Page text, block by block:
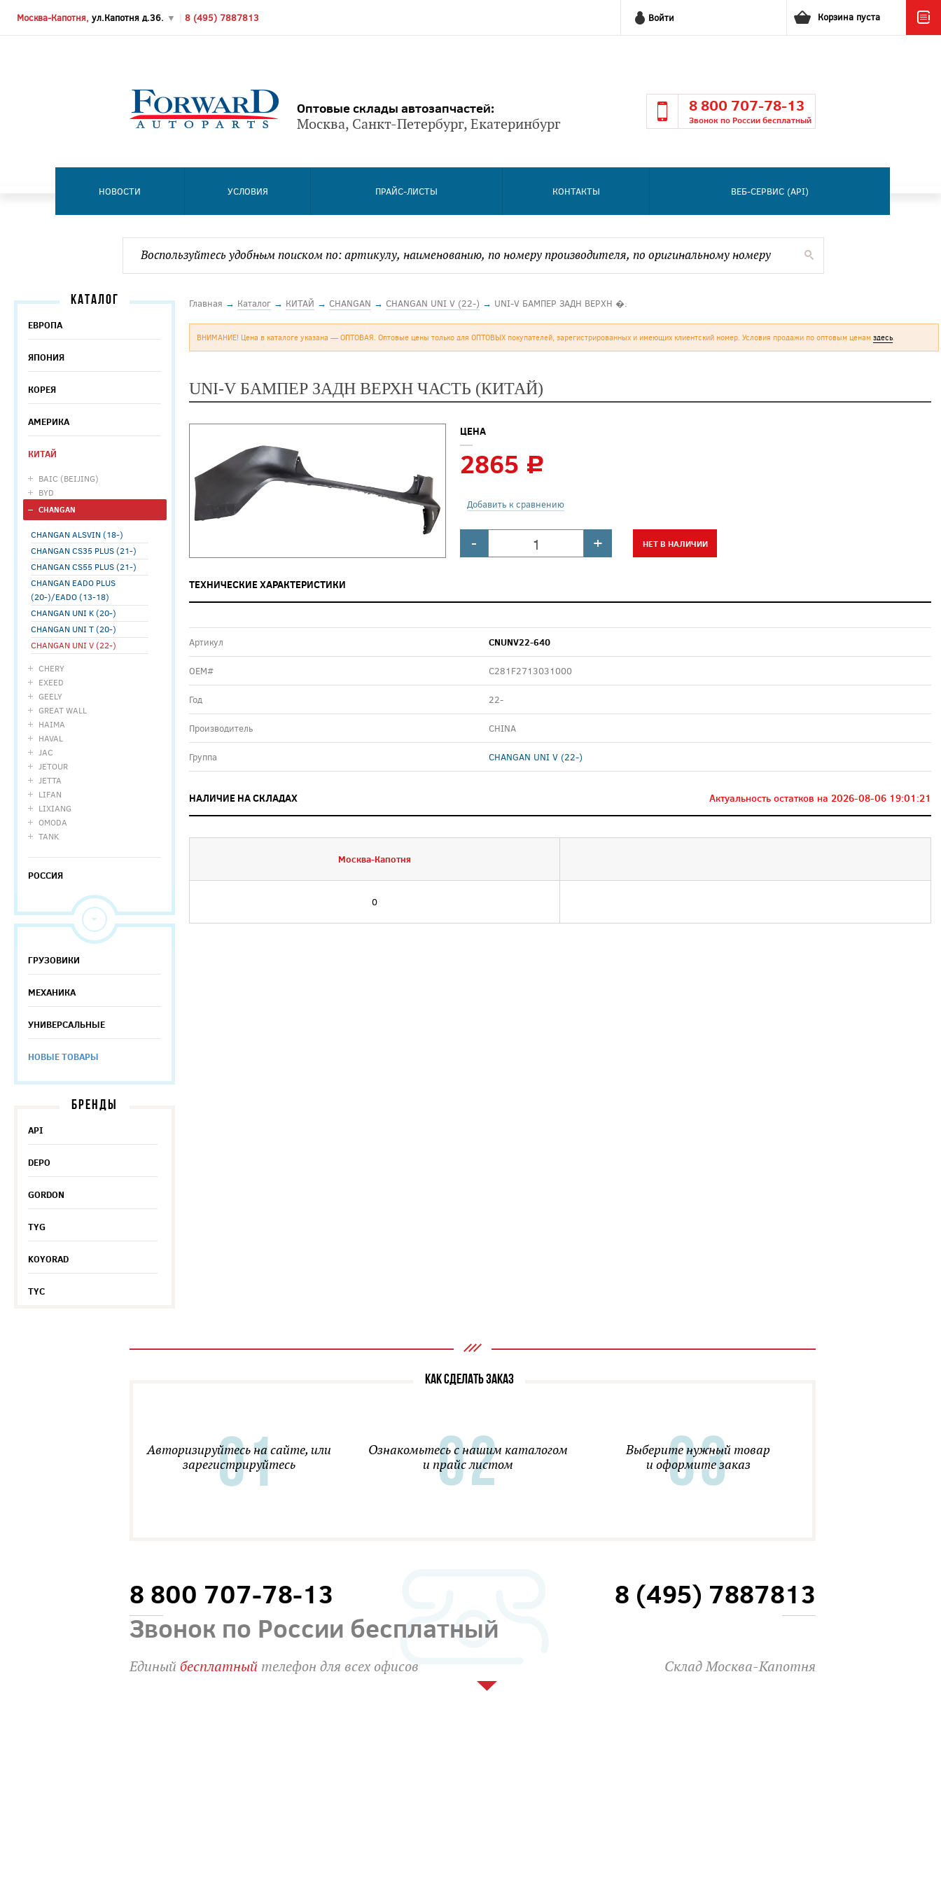
Москва-Капотня, ул.Капотня д.36. ▼ 8 (495) 7887813 Войти Корзина пуста
Оптовые склады автозапчастей:
Москва, Санкт-Петербург, Екатеринбург
8 800 707-78-13
Звонок по России бесплатный
НОВОСТИ УСЛОВИЯ ПРАЙС-ЛИСТЫ КОНТАКТЫ ВЕБ-СЕРВИС (API)
КАТАЛОГ
ЕВРОПА
ЯПОНИЯ
КОРЕЯ
АМЕРИКА
КИТАЙ
BAIC (BEIJING)
BYD
CHANGAN
CHANGAN ALSVIN (18-)
CHANGAN CS35 PLUS (21-)
CHANGAN CS55 PLUS (21-)
CHANGAN EADO PLUS
(20-)/EADO (13-18)
CHANGAN UNI K (20-)
CHANGAN UNI T (20-)
CHANGAN UNI V (22-)
CHERY
EXEED
GEELY
GREAT WALL
HAIMA
HAVAL
JAC
JETOUR
JETTA
LIFAN
LIXIANG
OMODA
TANK
РОССИЯ
ГРУЗОВИКИ
МЕХАНИКА
УНИВЕРСАЛЬНЫЕ
НОВЫЕ ТОВАРЫ
БРЕНДЫ
API
DEPO
GORDON
TYG
KOYORAD
TYC
Главная → Каталог → КИТАЙ → CHANGAN → CHANGAN UNI V (22-) → UNI-V БАМПЕР ЗАДН ВЕРХН �.
ВНИМАНИЕ! Цена в каталоге указана — ОПТОВАЯ. Оптовые цены только для ОПТОВЫХ покупателей, зарегистрированных и имеющих клиентский номер. Условия продажи по оптовым ценам здесь.
UNI-V БАМПЕР ЗАДН ВЕРХН ЧАСТЬ (КИТАЙ)
ЦЕНА
2865 c
Добавить к сравнению
- + НЕТ В НАЛИЧИИ
ТЕХНИЧЕСКИЕ ХАРАКТЕРИСТИКИ
Артикул CNUNV22-640
ОЕМ# C281F2713031000
Год 22-
Производитель CHINA
Группа CHANGAN UNI V (22-)
НАЛИЧИЕ НА СКЛАДАХ Актуальность остатков на 2026-08-06 19:01:21
Москва-Капотня
0
КАК СДЕЛАТЬ ЗАКАЗ
Авторизируйтесь на сайте, или
зарегистрируйтесь
Ознакомьтесь с нашим каталогом
и прайс листом
Выберите нужный товар
и оформите заказ
8 800 707-78-13
Звонок по России бесплатный
8 (495) 7887813
Единыйбесплатный телефон для всех офисов Склад Москва-Капотня